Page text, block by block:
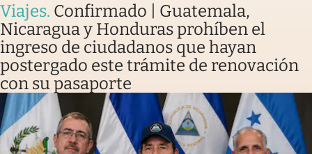
Viajes. Confirmado | Guatemala,
Nicaragua y Honduras prohíben el
ingreso de ciudadanos que hayan
postergado este trámite de renovación
con su pasaporte